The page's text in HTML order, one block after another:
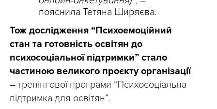
пояснила Тетяна Ширяєва.
Тож дослідження “Психоемоційний
стан та готовність освітян до
психосоціальної підтримки” стало
частиною великого проєкту організації
– тренінгової програми “Психосоціальна
підтримка для освітян”.